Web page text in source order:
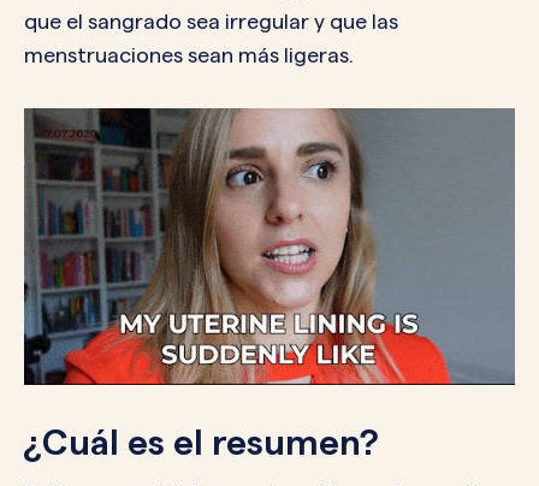
que el sangrado sea irregular y que las
menstruaciones sean más ligeras.
¿Cuál es el resumen?